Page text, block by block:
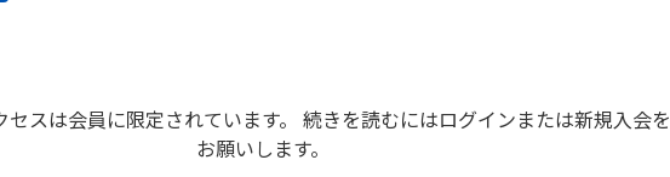
セスは会員に限定されています。 続きを読むにはログインまたは新規入会を
お願いします。